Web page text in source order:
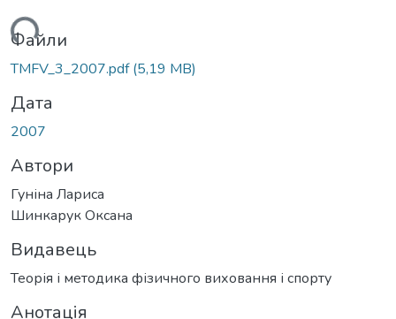
Файли
TMFV_3_2007.pdf(5,19 MB)
Дата
2007
Автори
Гуніна Лариса
Шинкарук Оксана
Видавець
Теорія і методика фізичного виховання і спорту
Анотація